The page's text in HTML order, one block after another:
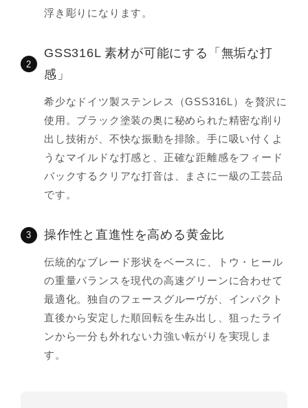
浮き彫りになります。
2
GSS316L 素材が可能にする「無垢な打
感」
希少なドイツ製ステンレス（GSS316L）を贅沢に
使用。ブラック塗装の奥に秘められた精密な削り
出し技術が、不快な振動を排除。手に吸い付くよ
うなマイルドな打感と、正確な距離感をフィード
バックするクリアな打音は、まさに一級の工芸品
です。
3 操作性と直進性を高める黄金比
伝統的なブレード形状をベースに、トウ・ヒール
の重量バランスを現代の高速グリーンに合わせて
最適化。独自のフェースグルーヴが、インパクト
直後から安定した順回転を生み出し、狙ったライ
ンから一分も外れない力強い転がりを実現しま
す。